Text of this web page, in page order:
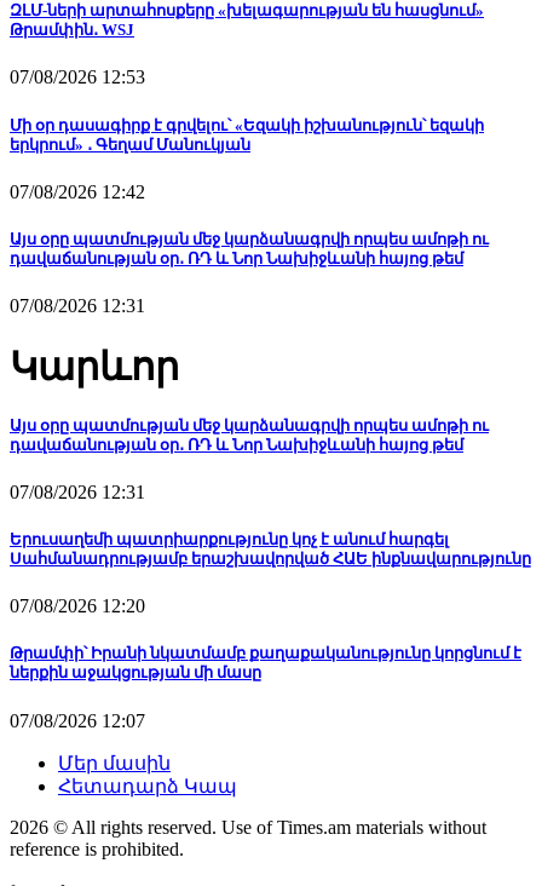
ԶԼՄ-ների արտահոսքերը «խելագարության են հասցնում»
Թրամփին․ WSJ
07/08/2026 12:53
Մի օր դասագիրք է գրվելու՝ «Եզակի իշխանություն՝ եզակի
երկրում» ․ Գեղամ Մանուկյան
07/08/2026 12:42
Այս օրը պատմության մեջ կարձանագրվի որպես ամոթի ու
դավաճանության օր․ ՌԴ և Նոր Նախիջևանի հայոց թեմ
07/08/2026 12:31
Կարևոր
Այս օրը պատմության մեջ կարձանագրվի որպես ամոթի ու
դավաճանության օր․ ՌԴ և Նոր Նախիջևանի հայոց թեմ
07/08/2026 12:31
Երուսաղեմի պատրիարքությունը կոչ է անում հարգել
Սահմանադրությամբ երաշխավորված ՀԱԵ ինքնավարությունը
07/08/2026 12:20
Թրամփի՝ Իրանի նկատմամբ քաղաքականությունը կորցնում է
ներքին աջակցության մի մասը
07/08/2026 12:07
Մեր մասին
Հետադարձ Կապ
2026 © All rights reserved. Use of Times.am materials without
reference is prohibited.